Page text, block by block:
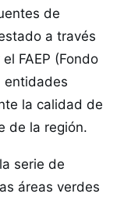
de
a través
FAEP (Fondo
entidades
la calidad de
de la región.
serie de
áreas verdes